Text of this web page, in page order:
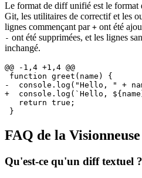
Le format de diff unifié est le format
Git, les utilitaires de correctif et les
lignes commençant par + ont été
- ont été supprimées, et les lignes
inchangé.
@@ -1,4 +1,4 @@
function greet(name) {
-  console.log("Hello, " +
+  console.log(`Hello,
   return true;
}
FAQ de la
Qu'est-ce qu'un diff textuel ?